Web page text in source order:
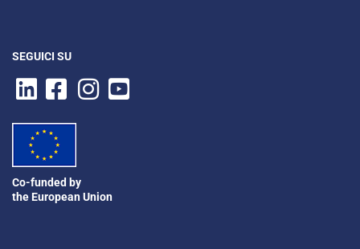
SEGUICI SU
Co-funded by
the European Union